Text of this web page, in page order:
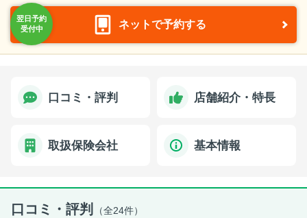
ネットで予約する
口コミ・評判 店舗紹介・特長
取扱保険会社 基本情報
口コミ・評判 （全24件）